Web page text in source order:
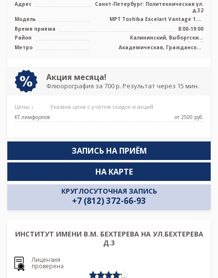
Адрес
Санкт-Петербург: Политехническая ул.
д.32
Модель
МРТ Toshiba Excelart Vantage 1.5T
высокопольный закрытый тип, КТ
Toshi ...
Время приема
8:00-19:00
Район
Калининский, Выборгский,
Красногвардейский
Метро
Академическая, Гражданский
Акция месяца!
Флюорография за 700 р. Результат через 15 мин.
Цены ↓ Указана цена с учетом скидок и акций
КТ лимфоузлов от 2500 pуб.
ЗАПИСЬ НА ПРИЁМ
КРУГЛОСУТОЧНАЯ ЗАПИСЬ
+7 (812) 372-66-93
НА КАРТЕ
ИНСТИТУТ ИМЕНИ В.М. БЕХТЕРЕВА НА УЛ.БЕХТЕРЕВА
Д.3
Лицензия
проверена